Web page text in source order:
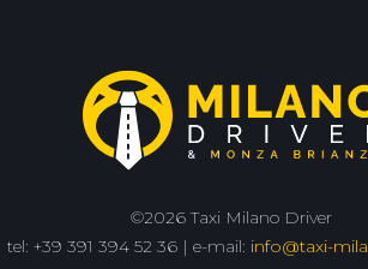
©2026 Taxi Milano Driver
tel: +39 391 394 52 36 | e-mail: info@taxi-